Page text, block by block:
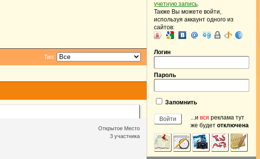
Тип:
Открытое Место
3 участника
учетную запись.
Также Вы можете войти,
используя аккаунт одного из
сайтов:
Логин
Пароль
Запомнить
...и вся реклама тут
же будет отключена